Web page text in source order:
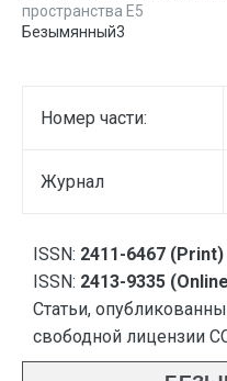
пространства E5
Безымянный3
Номер части:
Журнал
ISSN: 2411-6467 (Print)
ISSN: 2413-9335
Статьи,
свободной лицензии